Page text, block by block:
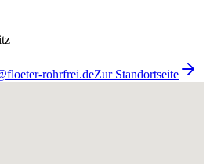
rohrfrei.deZur Standortseite